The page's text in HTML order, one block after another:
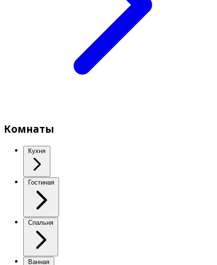
Комнаты
Кухня
Гостиная
Спальня
Ванная